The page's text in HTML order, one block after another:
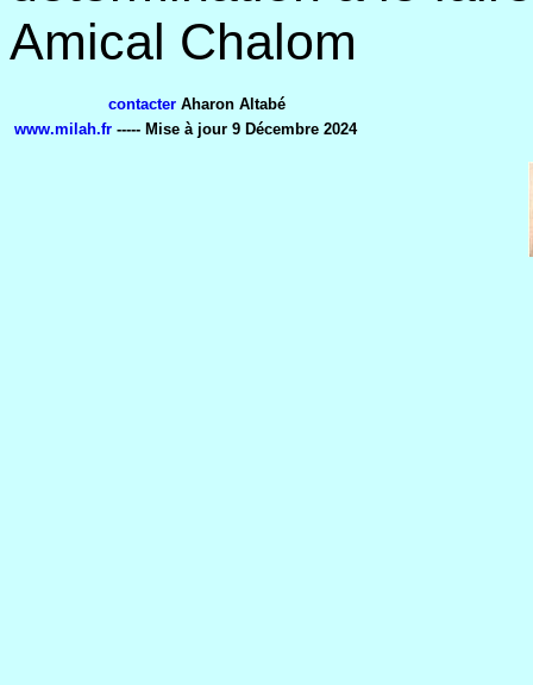
Amical Chalom
contacter Aharon Altabé
www.milah.fr ----- Mise à jour 9 Décembre 2024